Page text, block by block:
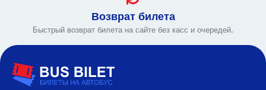
Возврат билета
Быстрый возврат билета на сайте без касс и очередей.